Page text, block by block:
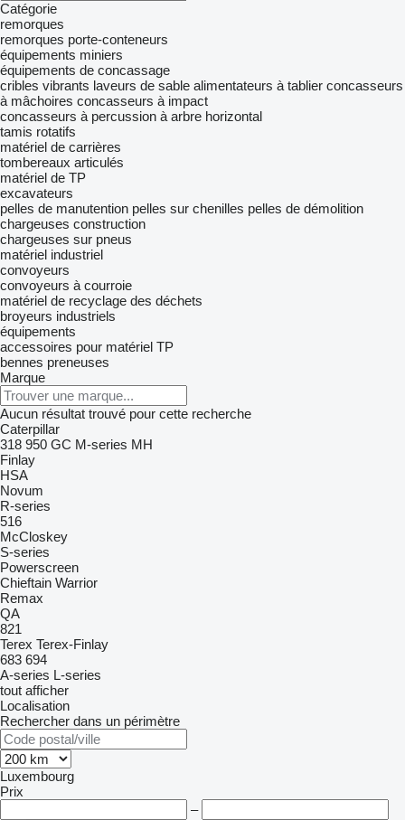
Catégorie
remorques
remorques porte-conteneurs
équipements miniers
équipements de concassage
cribles vibrants laveurs de sable alimentateurs à tablier concasseurs
à mâchoires concasseurs à impact
concasseurs à percussion à arbre horizontal
tamis rotatifs
matériel de carrières
tombereaux articulés
matériel de TP
excavateurs
pelles de manutention pelles sur chenilles pelles de démolition
chargeuses construction
chargeuses sur pneus
matériel industriel
convoyeurs
convoyeurs à courroie
matériel de recyclage des déchets
broyeurs industriels
équipements
accessoires pour matériel TP
bennes preneuses
Marque
Aucun résultat trouvé pour cette recherche
Caterpillar
318 950 GC M-series MH
Finlay
HSA
Novum
R-series
516
McCloskey
S-series
Powerscreen
Chieftain Warrior
Remax
QA
821
Terex Terex-Finlay
683 694
A-series L-series
tout afficher
Localisation
Rechercher dans un périmètre
Luxembourg
Prix
–